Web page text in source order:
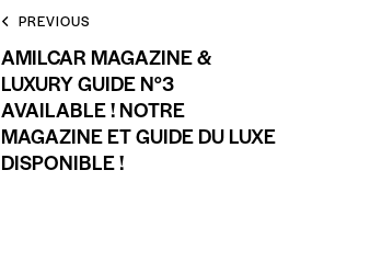
PREVIOUS
AMILCAR MAGAZINE &
LUXURY GUIDE N°3
AVAILABLE ! NOTRE
MAGAZINE ET GUIDE DU LUXE
DISPONIBLE !